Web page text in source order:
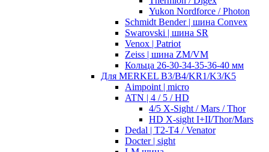
Yukon Nordforce / Photon
Schmidt Bender | шина Convex
Swarovski | шина SR
Venox | Patriot
Zeiss | шина ZM/VM
Кольца 26-30-34-35-36-40 мм
Для MERKEL B3/B4/KR1/K3/K5
Aimpoint | micro
ATN | 4 / 5 / HD
4/5 X-Sight / Mars / Thor
HD X-sight I+II/Thor/Mars
Dedal | T2-T4 / Venator
Docter | sight